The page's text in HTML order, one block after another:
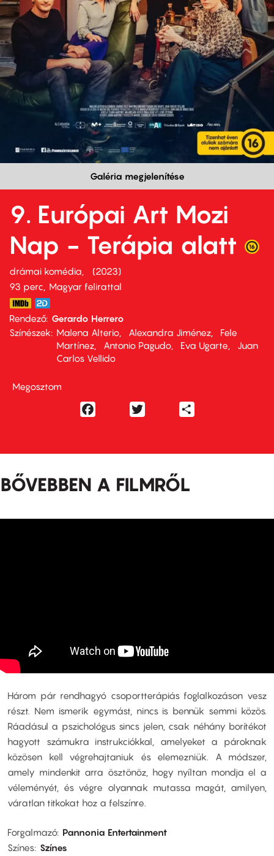
Galéria megjelenítése
9. Európai Art Mozi
Nap - Terápia alatt
drámai komédia
2023
93 perc,
Magyar felirattal
Rendező Gerardo Herrero
Színészek
Malena Alterio Alexandra Jiménez
Fele
Martínez
Antonio Pagudo Eva Ugarte
Juan
Carlos Vellido
Megosztom
Facebook
BŐVEBBEN A FILMRŐL
Három pár rendhagyó csoportterápiás foglalkozáson vesz
részt. Nem ismerik egymást, nincs is bennük semmi közös.
Ráadásul a pszichológus sincs jelen, csak néhány borítékot
hagyott számukra instrukciókkal, amelyeket a pároknak
közösen kell végrehajtaniuk és elemezniük. A módszer,
amely mindenkit arra ösztönöz, hogy nyíltan mondja el a
véleményét, és végre olyannak mutassa magát, amilyen,
váratlan titkokat hoz a felszínre.
Forgalmazó Pannonia Entertainment
Színes Színes